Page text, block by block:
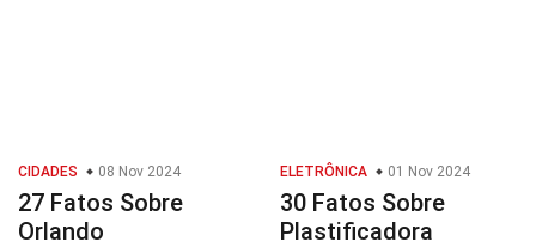
CIDADES 08 Nov 2024
27 Fatos Sobre
Orlando
ELETRÔNICA 01 Nov 2024
30 Fatos Sobre
Plastificadora